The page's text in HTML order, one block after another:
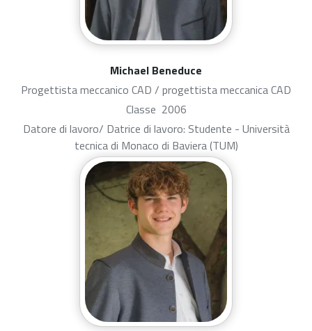
Michael Beneduce
Progettista meccanico CAD / progettista meccanica CAD
Classe 2006
Datore di lavoro/ Datrice di lavoro: Studente - Università
tecnica di Monaco di Baviera (TUM)